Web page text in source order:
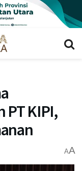
PT KIPI,
AA